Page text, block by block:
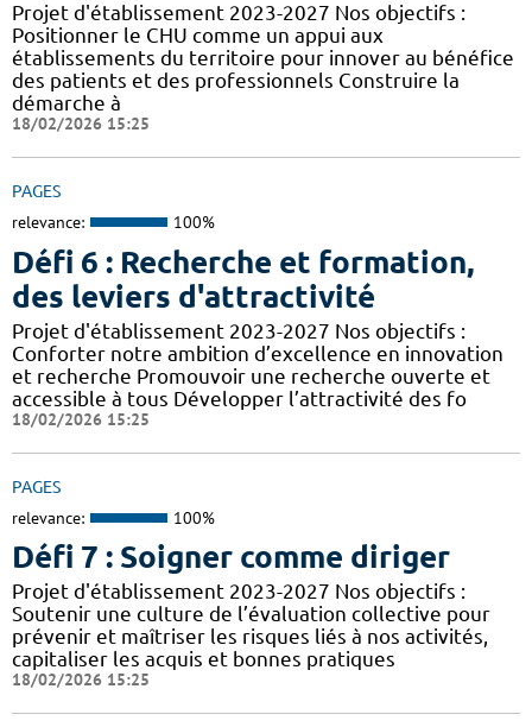
Projet d'établissement 2023-2027 Nos objectifs :
Positionner le CHU comme un appui aux
établissements du territoire pour innover au bénéfice
des patients et des professionnels Construire la
démarche à
18/02/2026 15:25
PAGES
relevance: 100%
Défi 6 : Recherche et formation,
des leviers d'attractivité
Projet d'établissement 2023-2027 Nos objectifs :
Conforter notre ambition d’excellence en innovation
et recherche Promouvoir une recherche ouverte et
accessible à tous Développer l’attractivité des fo
18/02/2026 15:25
PAGES
relevance: 100%
Défi 7 : Soigner comme diriger
Projet d'établissement 2023-2027 Nos objectifs :
Soutenir une culture de l’évaluation collective pour
prévenir et maîtriser les risques liés à nos activités,
capitaliser les acquis et bonnes pratiques
18/02/2026 15:25